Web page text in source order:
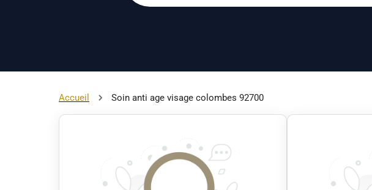
Accueil Soin anti age visage colombes 92700